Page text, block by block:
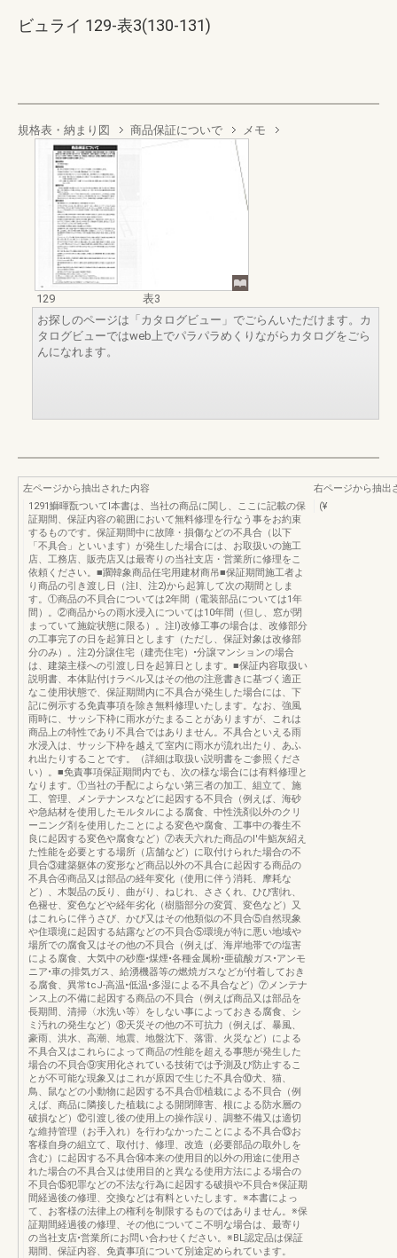
ビュライ 129-表3(130-131)
規格表・納まり図 商品保証についで メモ
129
表3
お探しのページは「カタログビュー」でごらんいただけます。カ
タログビューではweb上でパラパラめくりながらカタログをごら
んになれます。
左ページから抽出された内容
1291鰤暉翫ついてI本書は、当社の商品に関し、ここに記載の保
証期間、保証内容の範囲において無料修理を行なう事をお約束
するものです。保証期間中に故障・損傷などの不具合（以下
「不具合」といいます）が発生した場合には、お取扱いの施工
店、工務店、販売店又は最寄りの当社支店・営業所に修理をこ
依頼ください。■躙韓象商品任宅用建材商吊■保証期間施工者よ
り商品の引き渡し日（注l、注2)から起算して次の期間としま
す。①商品の不貝合については2年間（電装部品については1年
間）。②商品からの雨水浸入については10年間（但し、窓が閉
まっていて施錠状態に限る）。注l)改修工事の場合は、改修部分
の工事完了の日を起算日とします（ただし、保証対象は改修部
分のみ）。注2)分譲住宅（建売住宅）•分譲マンションの場合
は、建築主様への引渡し日を起算日とします。■保証内容取扱い
説明書、本体貼付けラベル又はその他の注意書きに基づく適正
なこ使用状態で、保証期間内に不具合が発生した場合には、下
記に例示する免責事項を除き無料修理いたします。なお、強風
雨時に、サッシ下枠に雨水がたまることがありますが、これは
商品上の特性であり不具合ではありません。不具合といえる雨
水浸入は、サッシ下枠を越えて室内に雨水が流れ出たり、あふ
れ出たりすることです。（詳細は取扱い説明書をご参照くださ
い）。■免責事項保証期間内でも、次の様な場合には有料修理と
なります。①当社の手配によらない第三者の加工、組立て、施
工、管理、メンテナンスなどに起因する不貝合（例えば、海砂
や急結材を使用したモルタルによる腐食、中性洗剤以外のクリ
ーニング剤を使用したことによる変色や腐食、工事中の養生不
良に起因する変色や腐食など）⑦表天六れた商品のI'牛鮨灰紹え
た性能を必要とする場所（店舗など）に取付けられた場合の不
貝合③建築躯体の変形など商品以外の不具合に起因する商品の
不具合④商品又は部品の経年変化（使用に伴う消耗、摩耗な
ど）、木製品の反り、曲がり、ねじれ、ささくれ、ひび割れ、
色褪せ、変色などや経年劣化（樹脂部分の変質、変色など）又
はこれらに伴うさび、かび又はその他類似の不貝合⑤自然現象
や住環境に起因する結露などの不貝合⑤環境が特に悪い地域や
場所での腐食又はその他の不貝合（例えば、海岸地帯での塩害
による腐食、大気中の砂塵•煤煙•各種金属粉•亜硫酸ガス•アンモ
ニア•車の排気ガス、給湧機器等の燃焼ガスなどが付着しておき
る腐食、異常tcJ-高温•低温•多湿による不具合など）⑦メンテナ
ンス上の不備に起因する商品の不貝合（例えば商品又は部品を
長期間、清掃〈水洗い等〉をしない事によっておきる腐食、シ
ミ汚れの発生など）⑧天災その他の不可抗力（例えば、暴風、
豪雨、洪水、高潮、地震、地盤沈下、落雷、火災など）による
不具合又はこれらによって商品の性能を超える事態が発生した
場合の不貝合⑨実用化されている技術では予測及び防止するこ
とが不可能な現象又はこれが原因で生じた不具合⑩犬、猫、
鳥、鼠などの小動物に起因する不具合⑪植栽による不貝合（例
えば、商品に隣接した植栽による開閉障害、根による防水層の
破損など）⑫引渡し後の使用上の操作誤り、調整不備又は適切
な維持管理（お手入れ）を行わなかったことによる不具合⑬お
客様自身の組立て、取付け、修理、改造（必要部品の取外しを
含む）に起因する不具合⑭本来の使用目的以外の用途に使用さ
れた場合の不具合又は使用目的と異なる使用方法による場合の
不貝合⑮犯罪などの不法な行為に起因する破損や不貝合※保証期
間経過後の修理、交換などは有料といたします。※本書によっ
て、お客様の法律上の権利を制限するものではありません。※保
証期間経過後の修理、その他についてこ不明な場合は、最寄り
の当社支店•営業所にお問い合わせください。※BL認定品は保証
期間、保証内容、免責事項について別途定められています。
右ページから抽出
(¥